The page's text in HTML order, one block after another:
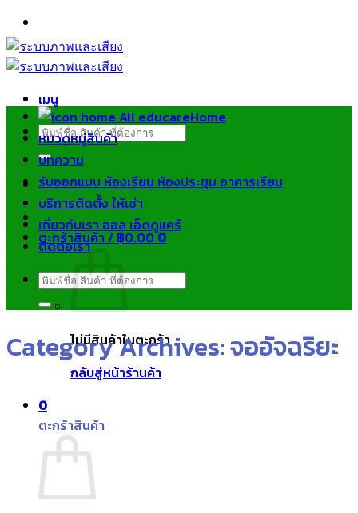
ข้าม
ไป
ยัง
เมนู
ค้นหา:
ตะกร้าสินค้า /฿0.000
ไม่มีสินค้าในตะกร้า
กลับสู่หน้าร้านค้า
0
ตะกร้าสินค้า
Home
หมวดหมู่สินค้า
บทความ
รับออกแบบ ห้องเรียน ห้องประชุม อาคารเรียน
บริการติดตั้ง ให้เช่า
เกี่ยวกับเรา ออล เอ็ดดูแคร์
ติดต่อเรา
ค้นหา:
Category Archives:จออัจฉริยะ